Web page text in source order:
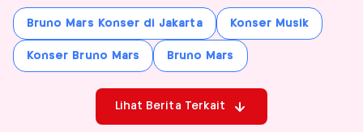
Bruno Mars Konser di Jakarta Konser Musik
Konser Bruno Mars Bruno Mars
Lihat Berita Terkait